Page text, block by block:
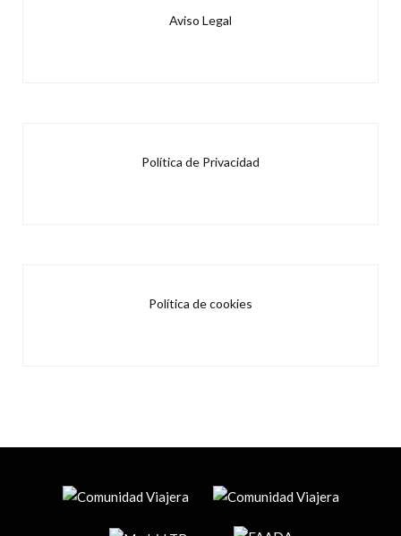
Aviso Legal
Política de Privacidad
Política de cookies